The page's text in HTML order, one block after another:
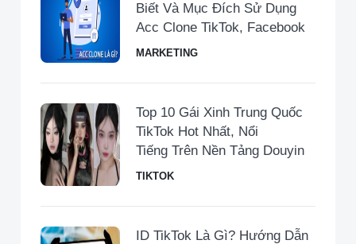
Biết Và Mục Đích Sử Dụng
Acc Clone TikTok, Facebook
MARKETING
Top 10 Gái Xinh Trung Quốc
TikTok Hot Nhất, Nổi
Tiếng Trên Nền Tảng Douyin
TIKTOK
ID TikTok Là Gì? Hướng Dẫn